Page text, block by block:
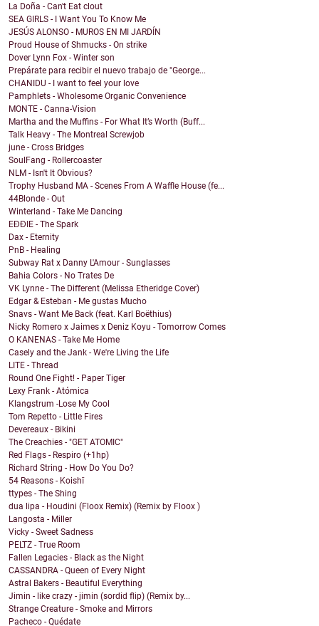
La Doña - Can't Eat clout
SEA GIRLS - I Want You To Know Me
JESÚS ALONSO - MUROS EN MI JARDÍN
Proud House of Shmucks - On strike
Dover Lynn Fox - Winter son
Prepárate para recibir el nuevo trabajo de "George...
CHANIDU - I want to feel your love
Pamphlets - Wholesome Organic Convenience
MONTE - Canna-Vision
Martha and the Muffins - For What It’s Worth (Buff...
Talk Heavy - The Montreal Screwjob
june - Cross Bridges
SoulFang - Rollercoaster
NLM - Isn't It Obvious?
Trophy Husband MA - Scenes From A Waffle House (fe...
44Blonde - Out
Winterland - Take Me Dancing
EĐĐIE - The Spark
Dax - Eternity
PnB - Healing
Subway Rat x Danny L'Amour - Sunglasses
Bahia Colors - No Trates De
VK Lynne - The Different (Melissa Etheridge Cover)
Edgar & Esteban - Me gustas Mucho
Snavs - Want Me Back (feat. Karl Boëthius)
Nicky Romero x Jaimes x Deniz Koyu - Tomorrow Comes
O KANENAS - Take Me Home
Casely and the Jank - We're Living the Life
LITE - Thread
Round One Fight! - Paper Tiger
Lexy Frank - Atómica
Klangstrum -Lose My Cool
Tom Repetto - Little Fires
Devereaux - Bikini
The Creachies - "GET ATOMIC"
Red Flags - Respiro (+1hp)
Richard String - How Do You Do?
54 Reasons - Koishī
ttypes - The Shing
dua lipa - Houdini (Floox Remix) (Remix by Floox )
Langosta - Miller
Vicky - Sweet Sadness
PELTZ - True Room
Fallen Legacies - Black as the Night
CASSANDRA - Queen of Every Night
Astral Bakers - Beautiful Everything
Jimin - like crazy - jimin (sordid flip) (Remix by...
Strange Creature - Smoke and Mirrors
Pacheco - Quédate